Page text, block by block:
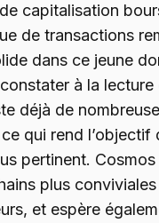
capitalisation
de transactions
dans ce jeune
à la
déjà de
qui rend l’objectif
pertinent.
plus
et espère